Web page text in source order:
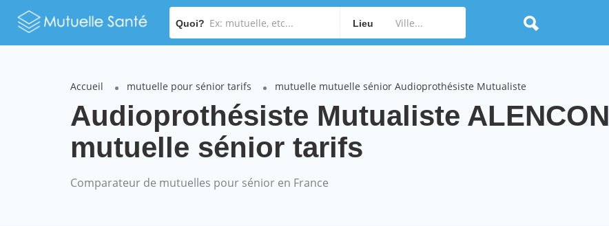
Quoi? Lieu
Accueil mutuelle pour sénior tarifs mutuelle mutuelle sénior Audioprothésiste Mutualiste
Audioprothésiste Mutualiste ALENCON
mutuelle sénior tarifs
Comparateur de mutuelles pour sénior en France